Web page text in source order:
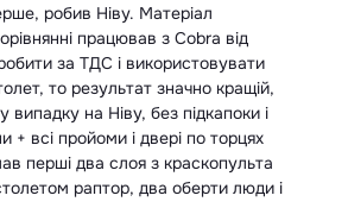
робив Ніву. Матеріал
працював з Cobra від
за ТДС і використовувати
то результат значно кращій,
на Ніву, без підкапоки і
+ всі пройоми і двері по торцях
перші два слоя з краскопульта
раптор, два оберти люди і